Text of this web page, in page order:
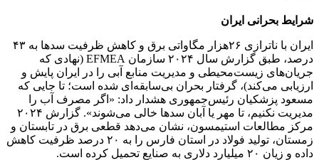
شرایط بحرانی ایران
ایران با ناترازی ۲۶هزار مگاواتی برق و کاهش ظرفیت سدها به ۴۳
درصد، طبق گزارش سال ۲۰۲۴ سازمان EFMEA (نهادی که
جریان‌های زیست‌محیطی و مدیریت منابع آبی را در ایران پایش و
ارزیابی می‌کند)، گرفتار بحران بی‌سابقه‌ای شده است؛ تا جایی‌ که
مسعود پزشکیان رئیس‌جمهوری هشدار داد: «اگر مصرف آب را
مدیریت نکنیم، تا مهر یا آبان سدها خالی می‌شوند». گزارش ۲۰۲۴
مرکز مطالعات استیمسون، نشان می‌دهد قطعی برق‌ در تابستان و
زمستان، تولید فولاد در استان فارس را به ۲۰ درصد ظرفیت کاهش
داده و زیان ۲۰ میلیارد دلاری به صنایع تحمیل کرده است.